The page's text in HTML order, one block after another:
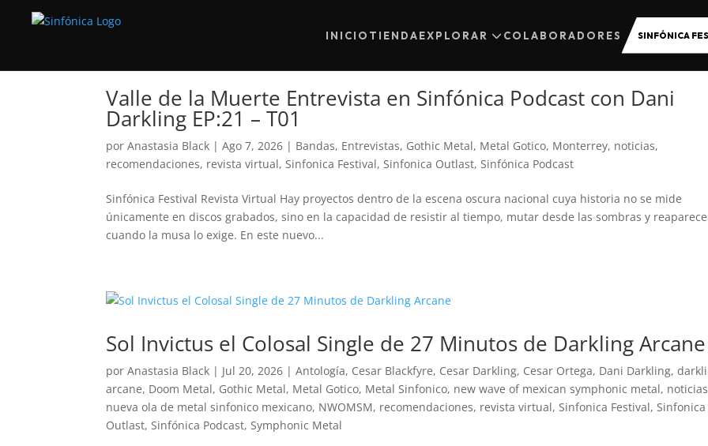
INICIO TIENDAEXPLORAR COLABORADORES SINFÓNICA
Valle de la Muerte Entrevista en Sinfónica Podcast con Dani
Darkling EP:21 – T01
porAnastasia Black |Ago 7, 2026 | Bandas, Entrevistas, Gothic Metal, Metal Gotico, Monterrey, noticias,
recomendaciones, revista virtual,Sinfonica Festival,Sinfonica Outlast,Sinfónica Podcast
Sinfónica Festival Revista Virtual Hay proyectos dentro de la escena oscura nacional cuya historia no se mide
únicamente en discos grabados, sino en la capacidad de resistir al tiempo, mutar desde las sombras y
cuando la musa lo exige. En este nuevo...
Sol Invictus el Colosal Single de 27 Minutos de Darkling Arcane
porAnastasia Black | Jul 20, 2026 |Antología, Cesar Blackfyre, Cesar Darkling, Cesar Ortega, Dani Darkling,
arcane, Doom Metal, Gothic Metal, Metal Gotico, Metal Sinfonico, new wave of mexican symphonic metal, noticias
nueva ola de metal sinfonico mexicano, NWOMSM, recomendaciones, revista virtual,Sinfonica Festival,Sinfonica
Outlast,Sinfónica Podcast,Symphonic Metal